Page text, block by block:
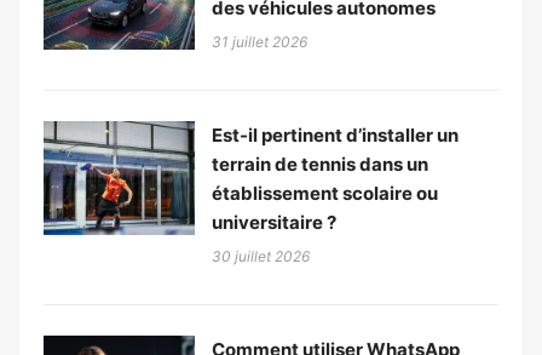
des véhicules autonomes
31 juillet 2026
Est-il pertinent d’installer un
terrain de tennis dans un
établissement scolaire ou
universitaire ?
30 juillet 2026
Comment utiliser WhatsApp